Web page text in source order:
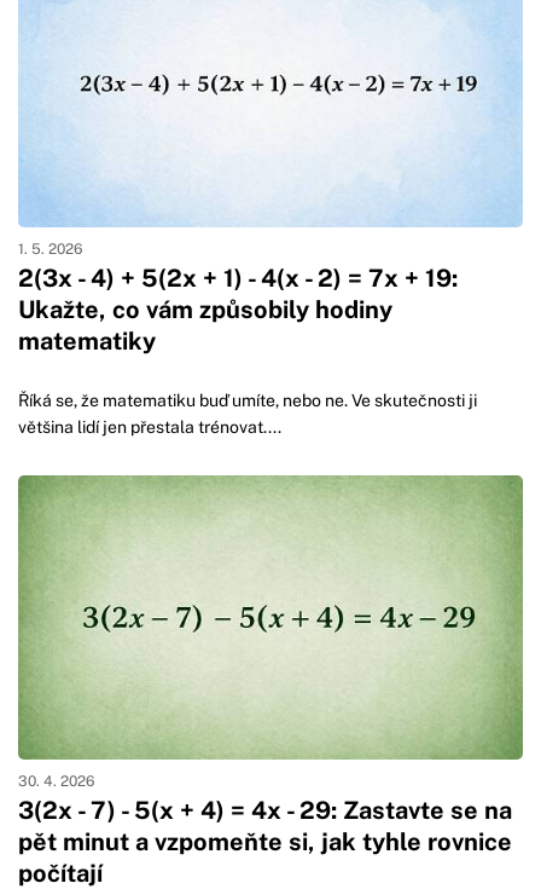
2(3x - 4) + 5(2x + 1) - 4(x - 2) = 7x + 19:
Ukažte, co vám způsobily hodiny
matematiky
1. 5. 2026
Říká se, že matematiku buď umíte, nebo ne. Ve skutečnosti ji
většina lidí jen přestala trénovat....
3(2x - 7) - 5(x + 4) = 4x - 29: Zastavte se na
pět minut a vzpomeňte si, jak tyhle rovnice
počítají
30. 4. 2026